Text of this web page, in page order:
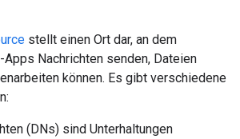
stellt einen Ort dar, an dem
Apps Nachrichten senden, Dateien
können. Es gibt verschiedene
(DNs) sind Unterhaltungen